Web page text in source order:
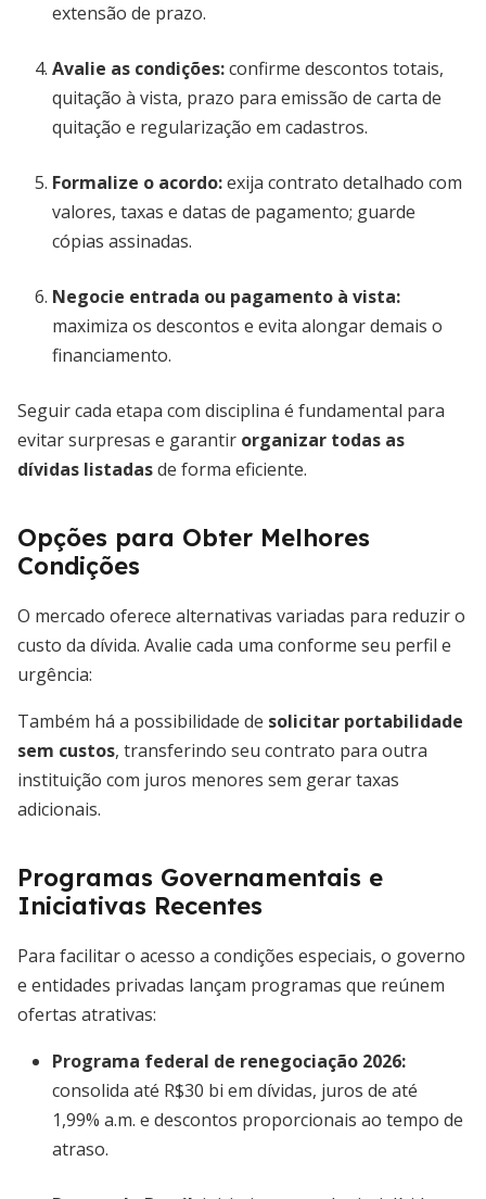
extensão de prazo.
Avalie as condições:confirme descontos totais,
quitação à vista, prazo para emissão de carta de
quitação e regularização em cadastros.
Formalize o acordo:exija contrato detalhado com
valores, taxas e datas de pagamento; guarde
cópias assinadas.
Negocie entrada ou pagamento à vista:
maximiza os descontos e evita alongar demais o
financiamento.
Seguir cada etapa com disciplina é fundamental para
evitar surpresas e garantir organizar todas as
dívidas listadasde forma eficiente.
Opções para Obter Melhores
Condições
O mercado oferece alternativas variadas para reduzir o
custo da dívida. Avalie cada uma conforme seu perfil e
urgência:
Também há a possibilidade de solicitar portabilidade
sem custos, transferindo seu contrato para outra
instituição com juros menores sem gerar taxas
adicionais.
Programas Governamentais e
Iniciativas Recentes
Para facilitar o acesso a condições especiais, o governo
e entidades privadas lançam programas que reúnem
ofertas atrativas:
Programa federal de renegociação 2026:
consolida até R$30 bi em dívidas, juros de até
1,99% a.m. e descontos proporcionais ao tempo de
atraso.